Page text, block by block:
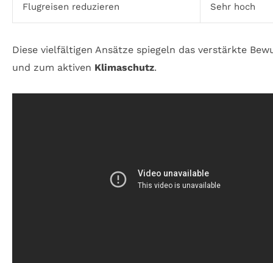
Flugreisen reduzieren Sehr hoch
Diese vielfältigen Ansätze spiegeln das verstärkte
und zum aktiven Klimaschutz.